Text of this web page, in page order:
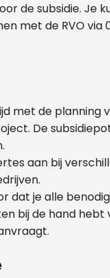
de subsidie. Je
met de RVO via
met de planning
De
aan bij
dat je alle
bij de hand hebt